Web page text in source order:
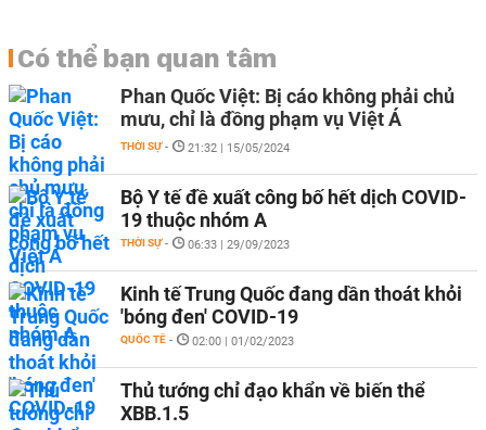
Có thể bạn quan tâm
Phan Quốc Việt: Bị cáo không phải chủ
mưu, chỉ là đồng phạm vụ Việt Á
THỜI SỰ - 21:32 | 15/05/2024
Bộ Y tế đề xuất công bố hết dịch COVID-
19 thuộc nhóm A
THỜI SỰ - 06:33 | 29/09/2023
Kinh tế Trung Quốc đang dần thoát khỏi
'bóng đen' COVID-19
QUỐC TẾ - 02:00 | 01/02/2023
Thủ tướng chỉ đạo khẩn về biến thể
XBB.1.5